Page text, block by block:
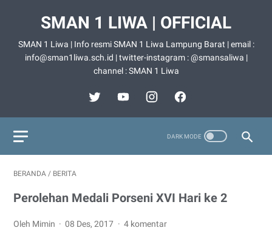
SMAN 1 LIWA | OFFICIAL
SMAN 1 Liwa | Info resmi SMAN 1 Liwa Lampung Barat | email :
info@sman1liwa.sch.id | twitter-instagram : @smansaliwa |
channel : SMAN 1 Liwa
BERANDA / BERITA
Perolehan Medali Porseni XVI Hari ke 2
Oleh Mimin 08 Des, 2017 4 komentar